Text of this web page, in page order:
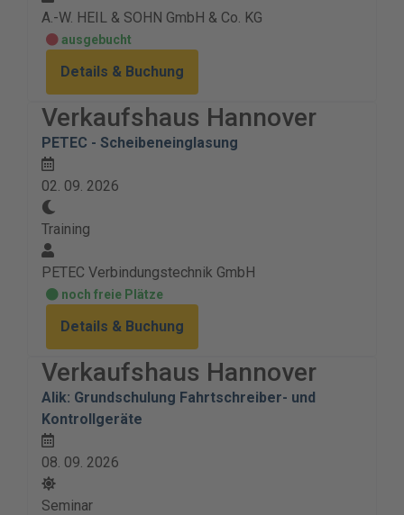
A.-W. HEIL & SOHN GmbH & Co. KG
ausgebucht
Details & Buchung
Verkaufshaus Hannover
PETEC - Scheibeneinglasung
02. 09. 2026
Training
PETEC Verbindungstechnik GmbH
noch freie Plätze
Details & Buchung
Verkaufshaus Hannover
Alik: Grundschulung Fahrtschreiber- und
Kontrollgeräte
08. 09. 2026
Seminar